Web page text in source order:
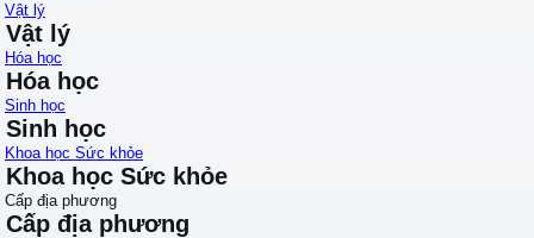
Vật lý
Vật lý
Hóa học
Hóa học
Sinh học
Sinh học
Khoa học Sức khỏe
Khoa học Sức khỏe
Cấp địa phương
Cấp địa phương